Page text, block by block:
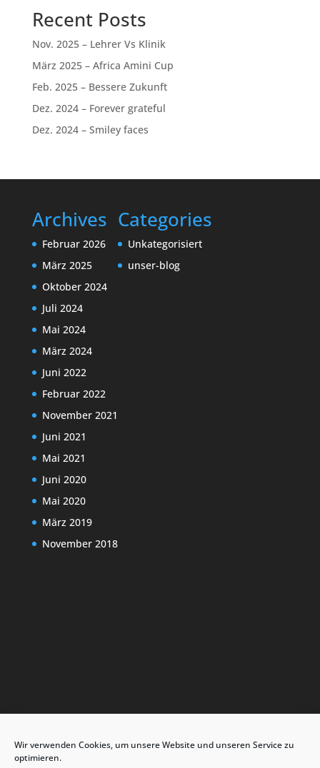
Wir verwenden Cookies, um unsere Website und unseren Service zu
optimieren.
Recent Posts
Nov. 2025 – Lehrer Vs Klinik
März 2025 – Africa Amini Cup
Feb. 2025 – Bessere Zukunft
Dez. 2024 – Forever grateful
Dez. 2024 – Smiley faces
Archives
Februar 2026
März 2025
Oktober 2024
Juli 2024
Mai 2024
März 2024
Juni 2022
Februar 2022
November 2021
Juni 2021
Mai 2021
Juni 2020
Mai 2020
März 2019
November 2018
Categories
Unkategorisiert
unser-blog
Kick for Life Projekt Über uns
Kontakt
Facebook